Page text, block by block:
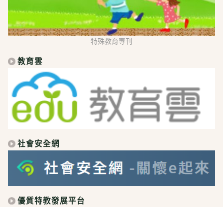
特殊教育專刊
教育雲
社會安全網
優質特教發展平台